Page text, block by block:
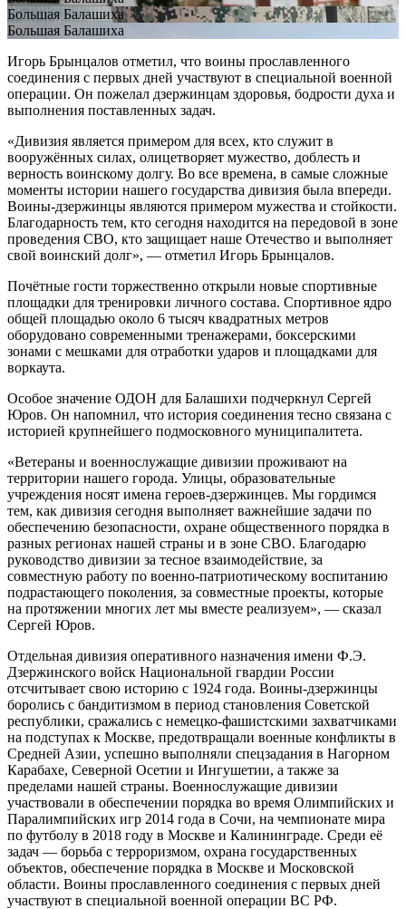
Большая Балашиха
Большая Балашиха
Игорь Брынцалов отметил, что воины прославленного
соединения с первых дней участвуют в специальной военной
операции. Он пожелал дзержинцам здоровья, бодрости духа и
выполнения поставленных задач.
«Дивизия является примером для всех, кто служит в
вооружённых силах, олицетворяет мужество, доблесть и
верность воинскому долгу. Во все времена, в самые сложные
моменты истории нашего государства дивизия была впереди.
Воины-дзержинцы являются примером мужества и стойкости.
Благодарность тем, кто сегодня находится на передовой в зоне
проведения СВО, кто защищает наше Отечество и выполняет
свой воинский долг», — отметил Игорь Брынцалов.
Почётные гости торжественно открыли новые спортивные
площадки для тренировки личного состава. Спортивное ядро
общей площадью около 6 тысяч квадратных метров
оборудовано современными тренажерами, боксерскими
зонами с мешками для отработки ударов и площадками для
воркаута.
Особое значение ОДОН для Балашихи подчеркнул Сергей
Юров. Он напомнил, что история соединения тесно связана с
историей крупнейшего подмосковного муниципалитета.
«Ветераны и военнослужащие дивизии проживают на
территории нашего города. Улицы, образовательные
учреждения носят имена героев-дзержинцев. Мы гордимся
тем, как дивизия сегодня выполняет важнейшие задачи по
обеспечению безопасности, охране общественного порядка в
разных регионах нашей страны и в зоне СВО. Благодарю
руководство дивизии за тесное взаимодействие, за
совместную работу по военно-патриотическому воспитанию
подрастающего поколения, за совместные проекты, которые
на протяжении многих лет мы вместе реализуем», — сказал
Сергей Юров.
Отдельная дивизия оперативного назначения имени Ф.Э.
Дзержинского войск Национальной гвардии России
отсчитывает свою историю с 1924 года. Воины-дзержинцы
боролись с бандитизмом в период становления Советской
республики, сражались с немецко-фашистскими захватчиками
на подступах к Москве, предотвращали военные конфликты в
Средней Азии, успешно выполняли спецзадания в Нагорном
Карабахе, Северной Осетии и Ингушетии, а также за
пределами нашей страны. Военнослужащие дивизии
участвовали в обеспечении порядка во время Олимпийских и
Паралимпийских игр 2014 года в Сочи, на чемпионате мира
по футболу в 2018 году в Москве и Калининграде. Среди её
задач — борьба с терроризмом, охрана государственных
объектов, обеспечение порядка в Москве и Московской
области. Воины прославленного соединения с первых дней
участвуют в специальной военной операции ВС РФ.